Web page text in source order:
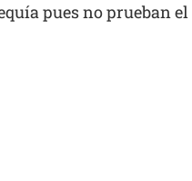
pues no prueban